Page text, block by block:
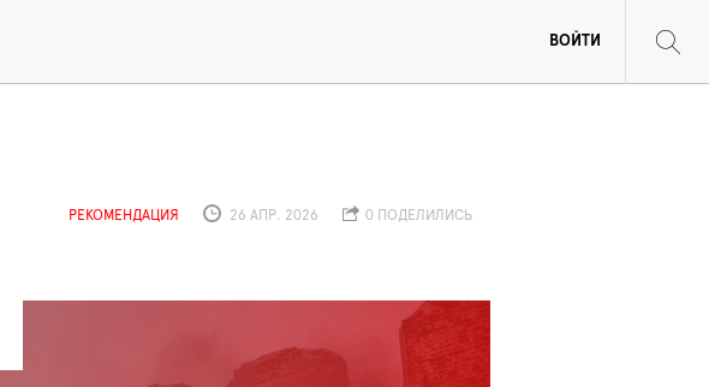
ВОЙТИ
РЕКОМЕНДАЦИЯ 26 АПР. 2026 0 ПОДЕЛИЛИСЬ